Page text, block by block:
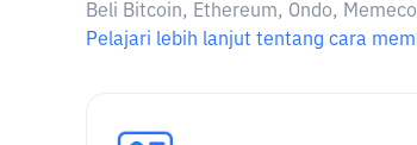
Beli Bitcoin, Ethereum, Ondo,
Pelajari lebih lanjut tentang cara